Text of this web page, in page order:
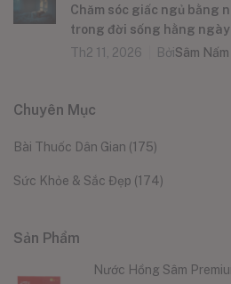
Chăm sóc giấc ngủ bằng
trong đời sống hằng ngày
Th2 11, 2026
BởiSâm
Chuyên Mục
Bài Thuốc Dân Gian (175)
Sức Khỏe & Sắc Đẹp (174)
Sản Phẩm
Nước Hồng Sâm